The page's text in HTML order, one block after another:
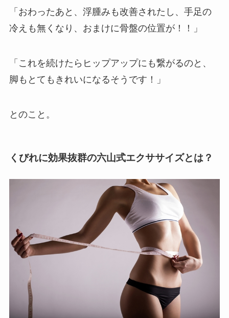
「おわったあと、浮腫みも改善されたし、手足の
冷えも無くなり、おまけに骨盤の位置が！！」
「これを続けたらヒップアップにも繋がるのと、
脚もとてもきれいになるそうです！」
とのこと。
くびれに効果抜群の六山式エクササイズとは？